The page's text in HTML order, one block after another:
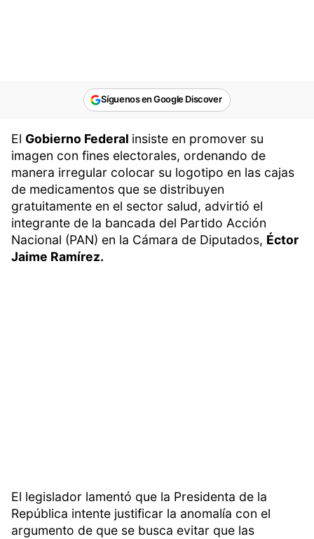
Síguenos en Google Discover
El Gobierno Federal insiste en promover su
imagen con fines electorales, ordenando de
manera irregular colocar su logotipo en las cajas
de medicamentos que se distribuyen
gratuitamente en el sector salud, advirtió el
integrante de la bancada del Partido Acción
Nacional (PAN) en la Cámara de Diputados, Éctor
Jaime Ramírez.
El legislador lamentó que la Presidenta de la
República intente justificar la anomalía con el
argumento de que se busca evitar que las